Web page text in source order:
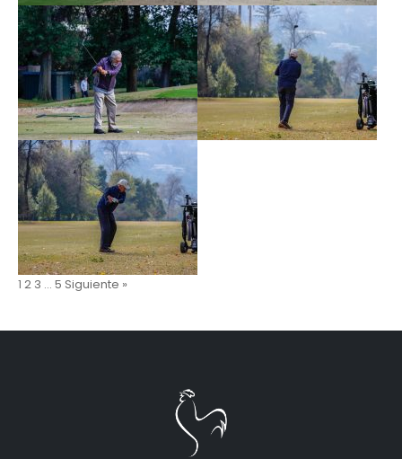
1 2 3 … 5 Siguiente »